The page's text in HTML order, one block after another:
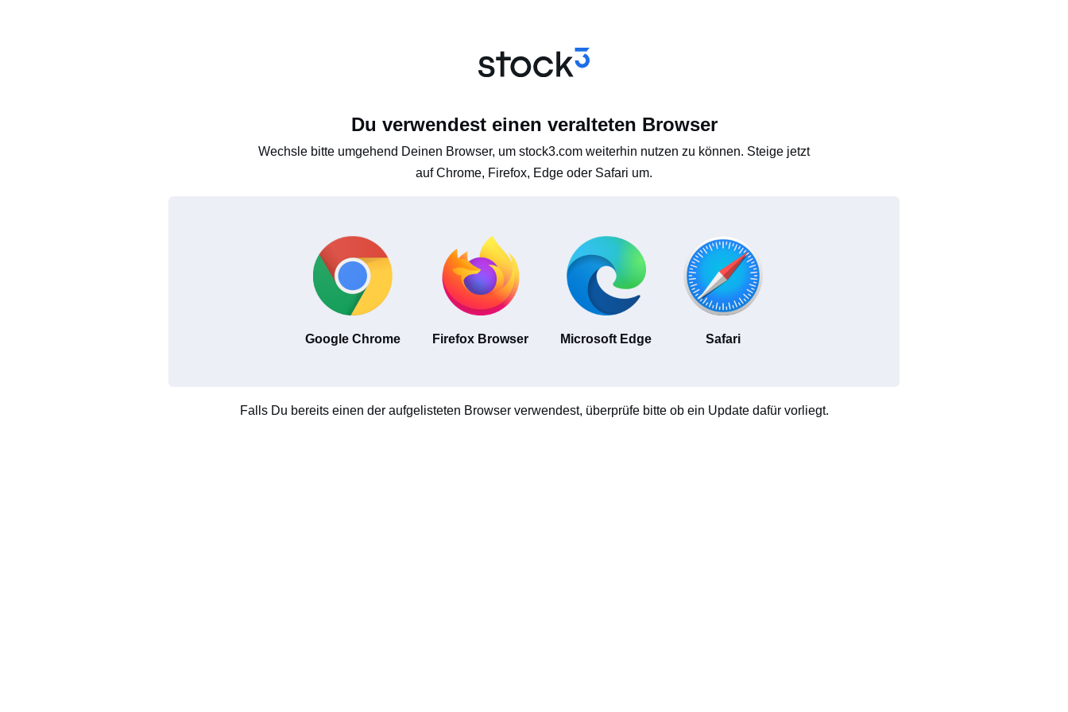
Du verwendest einen veralteten Browser
Wechsle bitte umgehend Deinen Browser, um stock3.com weiterhin nutzen zu können. Steige jetzt
auf Chrome, Firefox, Edge oder Safari um.
Google Chrome Firefox Browser Microsoft Edge Safari
Falls Du bereits einen der aufgelisteten Browser verwendest, überprüfe bitte ob ein Update dafür vorliegt.